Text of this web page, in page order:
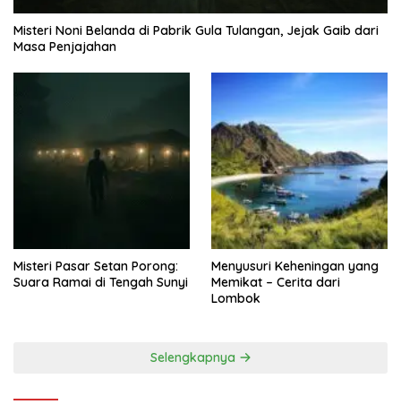
Misteri Noni Belanda di Pabrik Gula Tulangan, Jejak Gaib dari
Masa Penjajahan
Misteri Pasar Setan Porong:
Suara Ramai di Tengah Sunyi
Menyusuri Keheningan yang
Memikat – Cerita dari
Lombok
Selengkapnya